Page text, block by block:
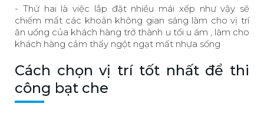
- Thứ hai là việc lắp đặt nhiều mái xếp như vậy sẽ
chiếm mất các khoản không gian sáng làm cho vị trí
ăn uống của khách hàng trở thành u tối u ám , làm cho
khách hàng cảm thấy ngột ngạt mất nhựa sống
Cách chọn vị trí tốt nhất để thi
công bạt che